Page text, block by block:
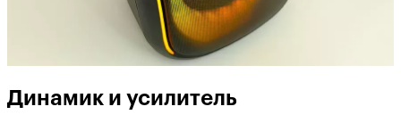
Динамик и усилитель